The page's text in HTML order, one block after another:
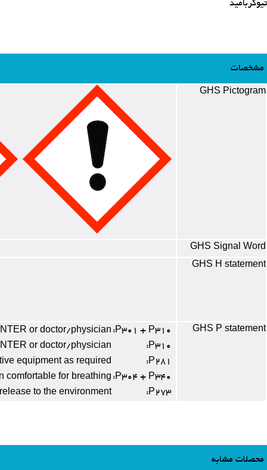
تیوکربامید
مشخصات
GHS Pictogram
GHS Signal Word
GHS H statement
GHS P statement
P301 + P310:
or doctor/physician
P310:
or doctor/physician
P281:
equipment as required
P304 + P340:
comfortable for breathing
P273:
to the environment
محصلات مشابه